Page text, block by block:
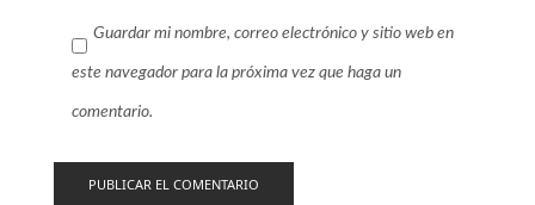
Guardar mi nombre, correo electrónico y sitio web en
este navegador para la próxima vez que haga un
comentario.